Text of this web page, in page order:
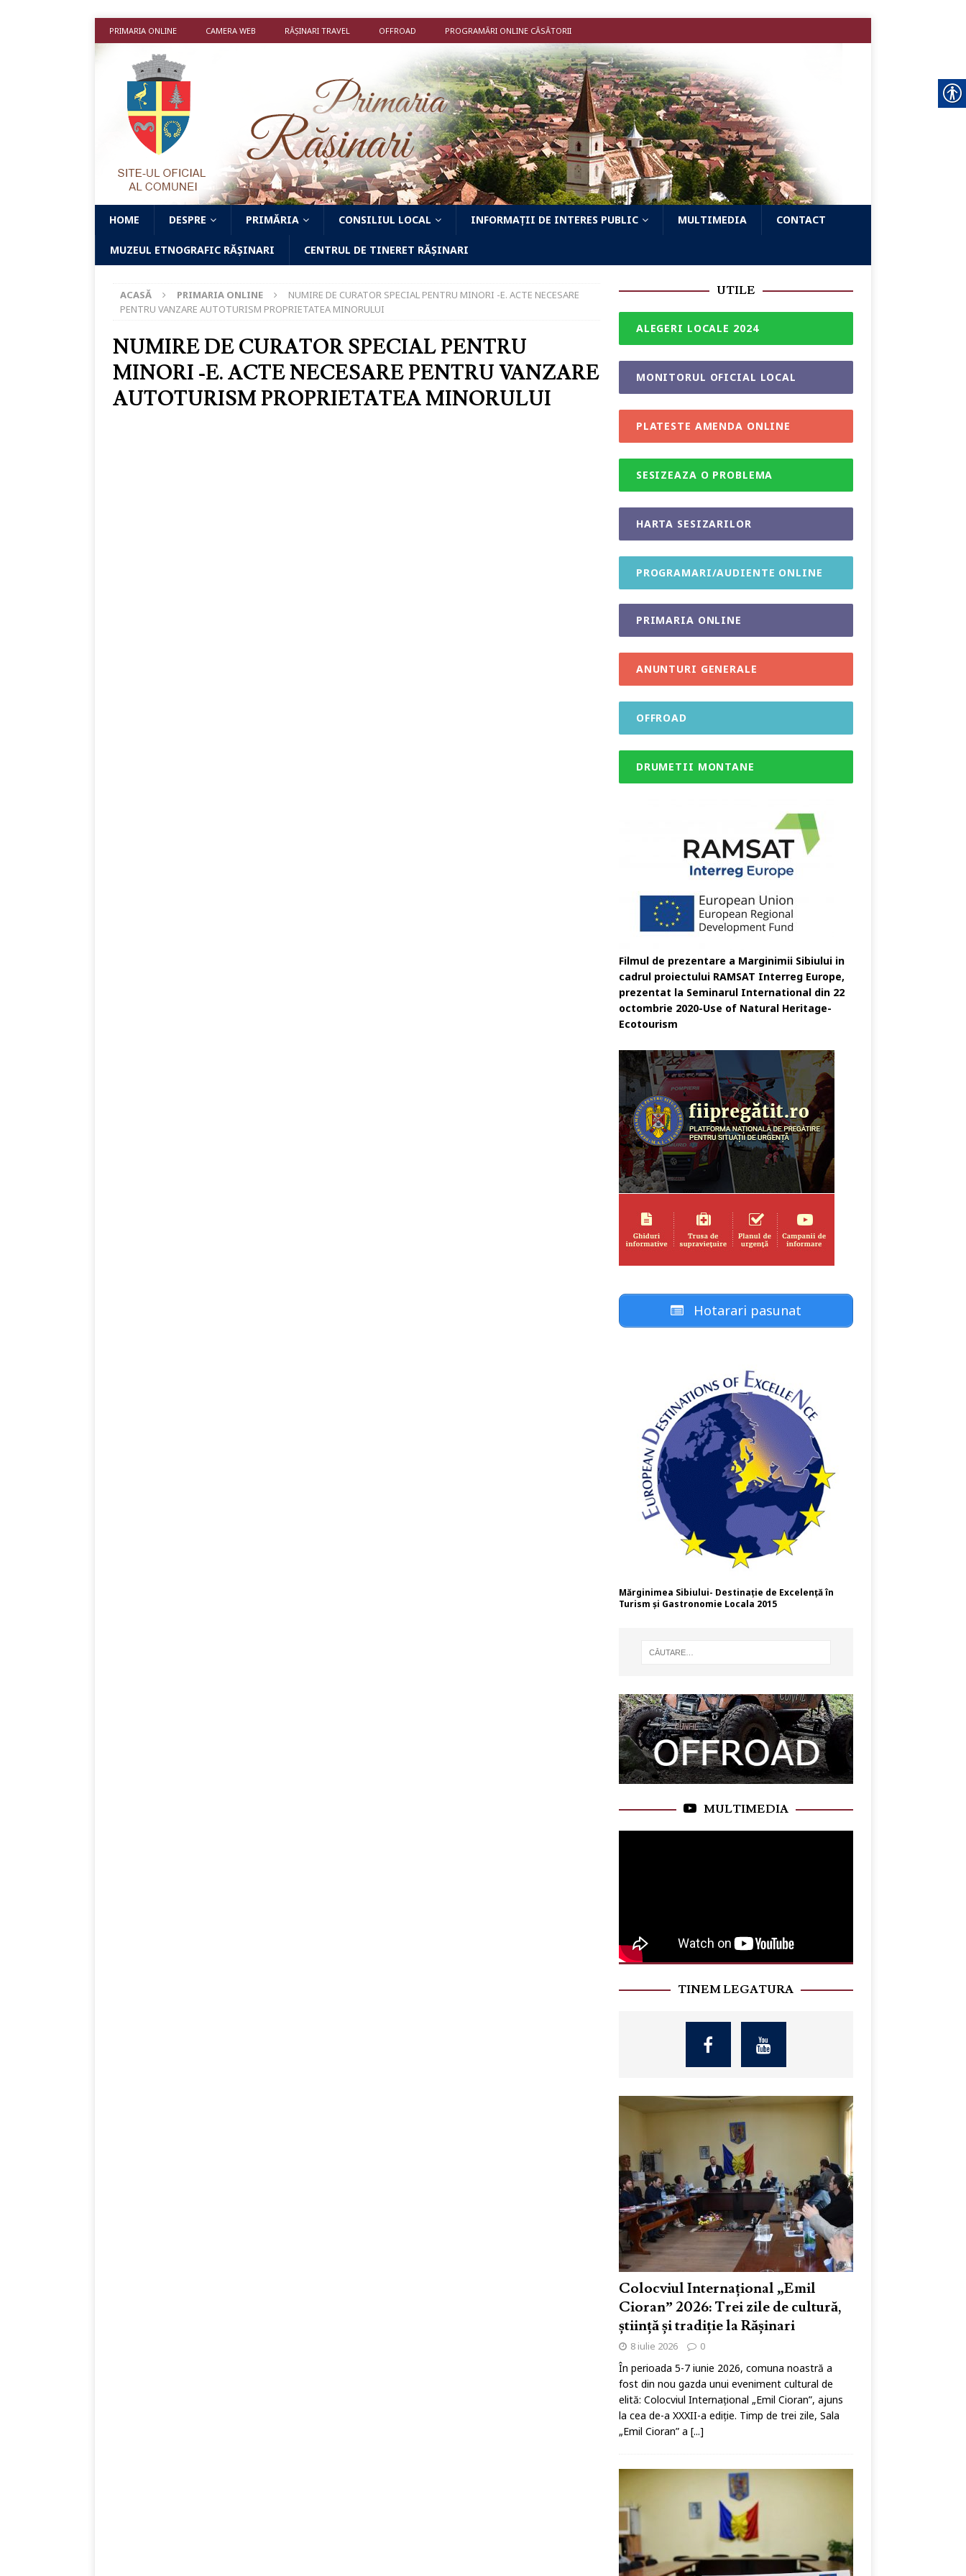
PRIMARIA ONLINE CAMERA WEB RĂȘINARI TRAVEL OFFROAD PROGRAMĂRI ONLINE CĂSĂTORII
HOME DESPRE PRIMĂRIA CONSILIUL LOCAL INFORMAȚII DE INTERES PUBLIC MULTIMEDIA CONTACT
MUZEUL ETNOGRAFIC RĂȘINARI CENTRUL DE TINERET RĂȘINARI
ACASĂ PRIMARIA ONLINE
NUMIRE DE CURATOR SPECIAL PENTRU MINORI -E. ACTE NECESARE
PENTRU VANZARE AUTOTURISM PROPRIETATEA MINORULUI
NUMIRE DE CURATOR SPECIAL PENTRU
MINORI -E. ACTE NECESARE PENTRU VANZARE
AUTOTURISM PROPRIETATEA MINORULUI
UTILE
ALEGERI LOCALE 2024
MONITORUL OFICIAL LOCAL
PLATESTE AMENDA ONLINE
SESIZEAZA O PROBLEMA
HARTA SESIZARILOR
PROGRAMARI/AUDIENTE ONLINE
PRIMARIA ONLINE
ANUNTURI GENERALE
OFFROAD
DRUMETII MONTANE
Filmul de prezentare a Marginimii Sibiului in
cadrul proiectului RAMSAT Interreg Europe,
prezentat la Seminarul International din 22
octombrie 2020-Use of Natural Heritage-
Ecotourism
Hotarari pasunat
Mărginimea Sibiului- Destinație de Excelență în
Turism și Gastronomie Locala 2015
MULTIMEDIA
TINEM LEGATURA
Colocviul Internațional „Emil
Cioran” 2026: Trei zile de cultură,
știință și tradiție la Rășinari
8 iulie 2026 0
În perioada 5-7 iunie 2026, comuna noastră a
fost din nou gazda unui eveniment cultural de
elită: Colocviul Internațional „Emil Cioran”, ajuns
la cea de-a XXXII-a ediție. Timp de trei zile, Sala
„Emil Cioran” a [...]